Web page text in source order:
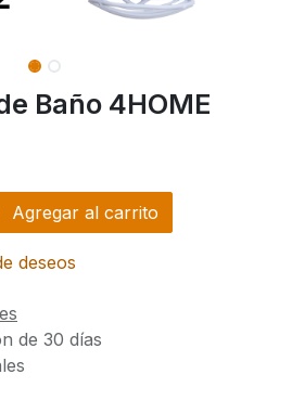
Baño 4HOME
Agregar al carrito
deseos
de 30 días